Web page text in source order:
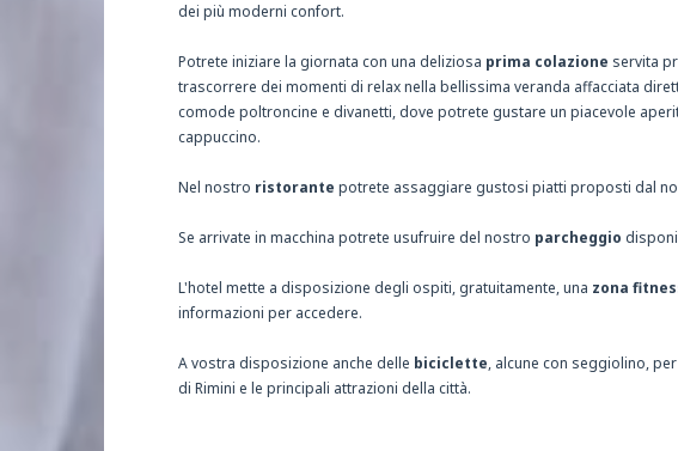
dei più moderni confort.
Potrete iniziare la giornata con una deliziosa prima colazione servita
trascorrere dei momenti di relax nella bellissima veranda affacciata
comode poltroncine e divanetti, dove potrete gustare un piacevole
cappuccino.
Nel nostro ristorante potrete assaggiare gustosi piatti proposti dal
Se arrivate in macchina potrete usufruire del nostro parcheggio
L'hotel mette a disposizione degli ospiti, gratuitamente, una zona
informazioni per accedere.
A vostra disposizione anche delle biciclette, alcune con seggiolino,
di Rimini e le principali attrazioni della città.